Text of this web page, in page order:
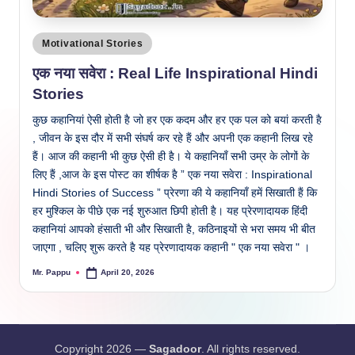
Posted
in
Motivational Stories
एक नया सवेरा : Real Life Inspirational Hindi
Stories
कुछ कहानियां ऐसी होती है जो हर एक कदम और हर एक पल को बयां करती है
, जीवन के इस दौर में सभी संघर्ष कर रहे हैं और अपनी एक कहानी लिख रहे
हैं। आज की कहानी भी कुछ ऐसी ही है। ये कहानियाँ सभी उम्र के लोगों के
लिए हैं ,आज के इस पोस्ट का शीर्षक है ” एक नया सवेरा : Inspirational
Hindi Stories of Success ” प्रेरणा की ये कहानियाँ हमें सिखाती हैं कि
हर मुश्किल के पीछे एक नई शुरुआत छिपी होती है। यह प्रेरणादायक हिंदी
कहानियां आपको हंसाती भी और सिखाती है, कठिनाइयों से भरा समय भी बीत
जाएगा , चलिए शुरू करते है यह प्रेरणादायक कहानी " एक नया सवेरा " ।
Posted
Mr. Pappu April 20, 2026
Copyright 2026 — Sagadoor. All rights reserved.